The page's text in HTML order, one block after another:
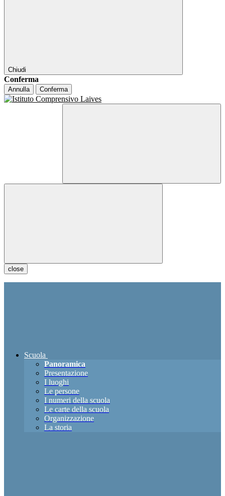
Chiudi
Conferma
Annulla Conferma
close
Scuola
Panoramica
Presentazione
I luoghi
Le persone
I numeri della scuola
Le carte della scuola
Organizzazione
La storia